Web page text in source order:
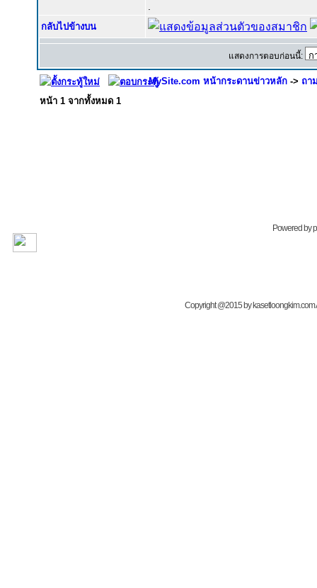
กลับไปข้างบน
แสดงการตอบก่อนนี้:
MySite.com หน้ากระดานข่าวหลัก -> ถา
หน้า 1 จากทั้งหมด 1
Powered by
Copyright @2015 by kasetloongkim.com